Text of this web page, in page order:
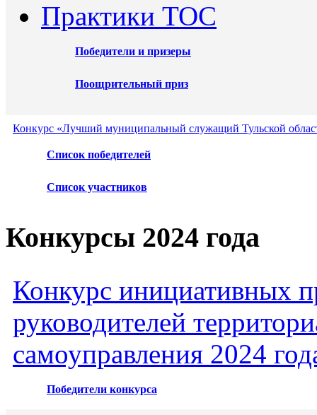
Практики ТОС
Победители и призеры
Поощрительный приз
Конкурс «Лучший муниципальный служащий Тульской
Список победителей
Список участников
Конкурсы 2024 года
Конкурс инициативных
руководителей
самоуправления 2024
Победители конкурса